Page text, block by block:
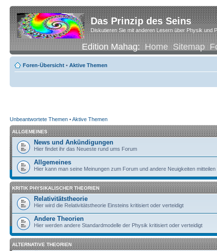
Das Prinzip des Seins
Diskutieren Sie mit anderen Lesern über Physik und
Edition Mahag:Home Sitemap
Foren-Übersicht • Aktive Themen
Unbeantwortete Themen •Aktive Themen
ALLGEMEINES
News und Ankündigungen
Hier findet ihr das Neueste rund ums Forum
Allgemeines
Hier kann man seine Meinungen zum Forum und andere Neuigkeiten mitteilen
KRITIK PHYSIKALISCHER THEORIEN
Relativitätstheorie
Hier wird die Relativitätstheorie Einsteins kritisiert oder verteidigt
Andere Theorien
Hier werden andere Standardmodelle der Physik kritisiert oder verteidigt
ALTERNATIVE THEORIEN